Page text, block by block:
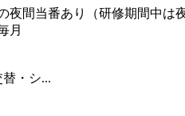
夜間当番あり（研修期間中は
月
・シ...